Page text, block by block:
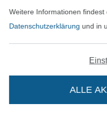
In
Bestellung
Finde
Weitere Informationen findest
Datenschutzerklärung und in
ALLE